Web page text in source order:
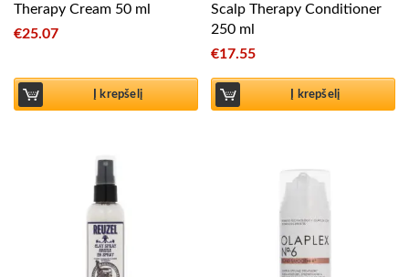
Therapy Cream 50 ml
€25.07
Į krepšelį
Scalp Therapy Conditioner
250 ml
€17.55
Į krepšelį